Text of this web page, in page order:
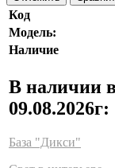
Код
Модель:
Наличие
В наличии
09.08.2026г:
База "Дикси"